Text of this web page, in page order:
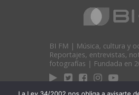
BI FM | Música, cultura y
Reportajes, entrevistas,
fotografías | Fundada en